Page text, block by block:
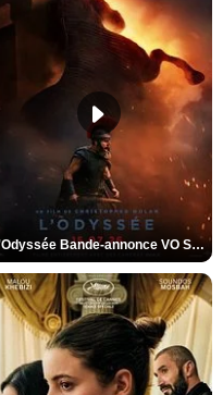
L'Odyssée Bande-annonce VO STFR